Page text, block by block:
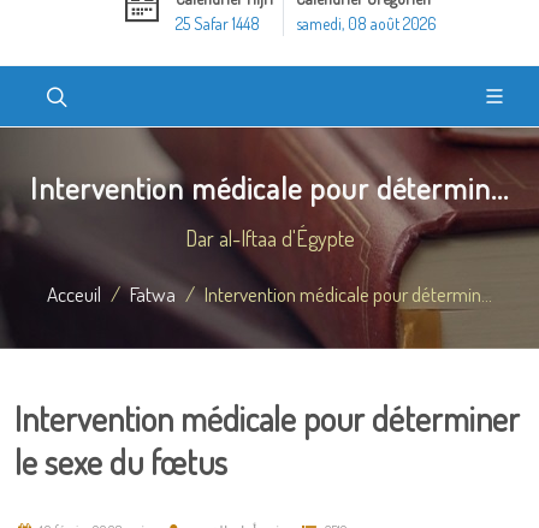
25 Safar 1448
samedi, 08 août 2026
Intervention médicale pour détermin...
Dar al-Iftaa d'Égypte
Acceuil Fatwa Intervention médicale pour détermin...
Intervention médicale pour déterminer
le sexe du fœtus